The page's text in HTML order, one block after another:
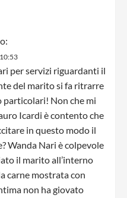
per servizi riguardanti il
del marito si fa ritrarre
particolari! Non che mi
Icardi è contento che
in questo modo il
Wanda Nari è colpevole
il marito all’interno
carne mostrata con
non ha giovato